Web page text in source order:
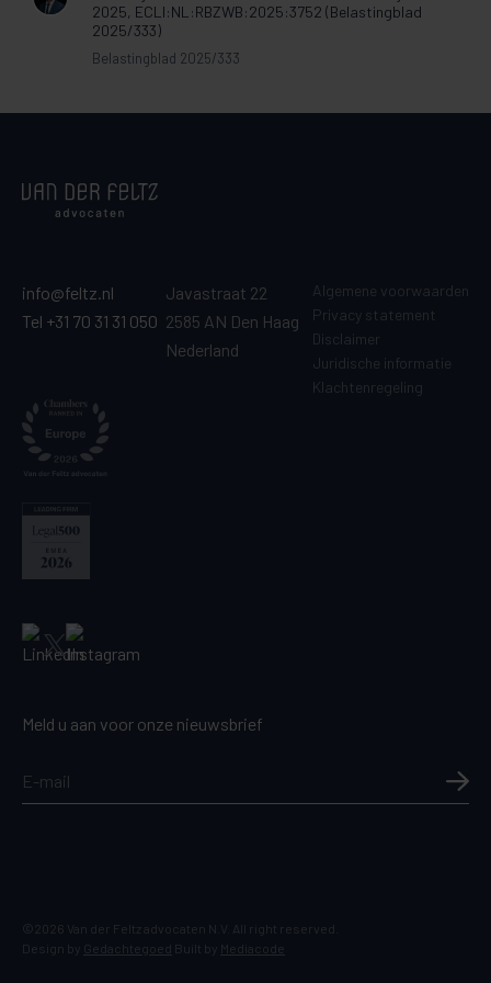
2025, ECLI:NL:RBZWB:2025:3752 (Belastingblad
2025/333)
Belastingblad 2025/333
info@feltz.nl
Tel +31 70 31 31 050
Javastraat 22
2585 AN Den Haag
Nederland
Algemene voorwaarden
Privacy statement
Disclaimer
Juridische informatie
Klachtenregeling
Meld u aan voor onze nieuwsbrief
©2026 Van der Feltz advocaten N.V. All right reserved.
Design by
Gedachtegoed Built by Mediacode